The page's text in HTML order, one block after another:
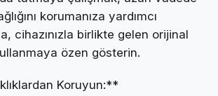
korumanıza yardımcı
cihazınızla birlikte gelen orijinal
özen gösterin.
Koruyun:**